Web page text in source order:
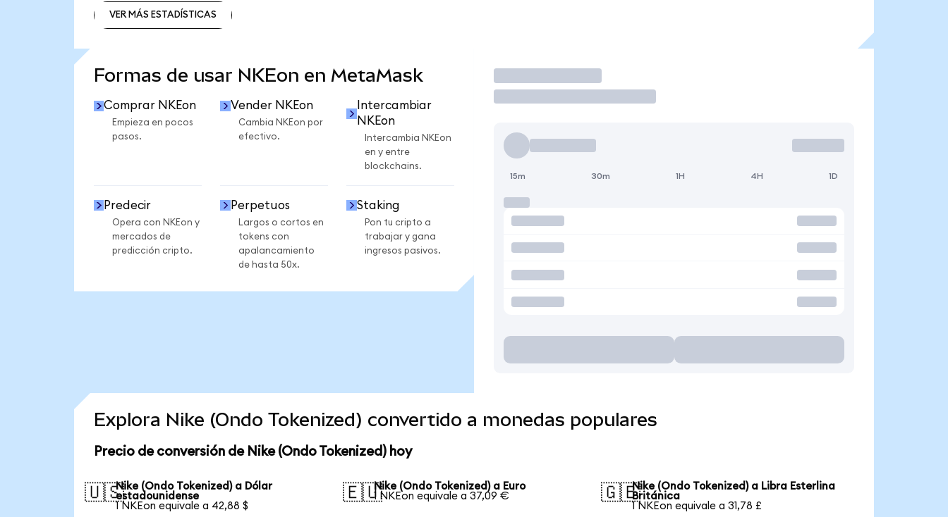
VER MÁS ESTADÍSTICAS
Formas de usar NKEon en MetaMask
Comprar NKEon
Empieza en pocos
pasos.
Vender NKEon
Cambia NKEon por
efectivo.
Intercambiar
NKEon
Intercambia NKEon
en y entre
blockchains.
Predecir
Opera con NKEon y
mercados de
predicción cripto.
Perpetuos
Largos o cortos en
tokens con
apalancamiento
de hasta 50x.
Staking
Pon tu cripto a
trabajar y gana
ingresos pasivos.
Operar
15m 30m 1H 4H 1D
Explora Nike (Ondo Tokenized) convertido a monedas populares
Precio de conversión de Nike (Ondo Tokenized) hoy
🇺🇸Nike (Ondo Tokenized) a Dólar
estadounidense
1 NKEon equivale a 42,88 $
🇪🇺Nike (Ondo Tokenized) a Euro
1 NKEon equivale a 37,09 €
🇬🇧Nike (Ondo Tokenized) a Libra Esterlina
Británica
1 NKEon equivale a 31,78 £